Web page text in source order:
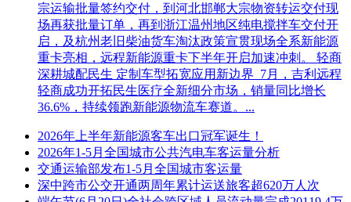
宗运输批量签约交付，到河北邯郸大宗物资转运交付现
场再获批量订单，再到浙江温州地区纯电搅拌车交付开
启，及杭州老旧柴油货车淘汰政策宣贯现场全系新能源
重卡亮相，远程新能源重卡下半年开启加速冲刺。 轻商
深耕城配民生 定制车型拓宽应用新边界 7月，吉利远程
轻商成功开拓民生医疗全新细分市场，销量同比增长
36.6%，持续领跑新能源物流车赛道。...
2026年上半年新能源客车出口冠军诞生！
2026年1-5月全国城市公共汽电车客运量分析
交通运输部发布1-5月全国城市客运量
深中跨市公交开通两周年累计运送旅客超620万人次